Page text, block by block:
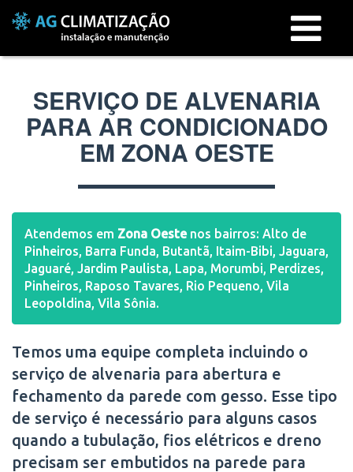
Menu
SERVIÇO DE ALVENARIA
PARA AR CONDICIONADO
EM ZONA OESTE
Atendemos em Zona Oestenos bairros: Alto de
Pinheiros, Barra Funda, Butantã, Itaim-Bibi, Jaguara,
Jaguaré, Jardim Paulista, Lapa, Morumbi, Perdizes,
Pinheiros, Raposo Tavares, Rio Pequeno, Vila
Leopoldina, Vila Sônia.
Temos uma equipe completa incluindo o
serviço de alvenaria para abertura e
fechamento da parede com gesso. Esse tipo
de serviço é necessário para alguns casos
quando a tubulação, fios elétricos e dreno
precisam ser embutidos na parede para